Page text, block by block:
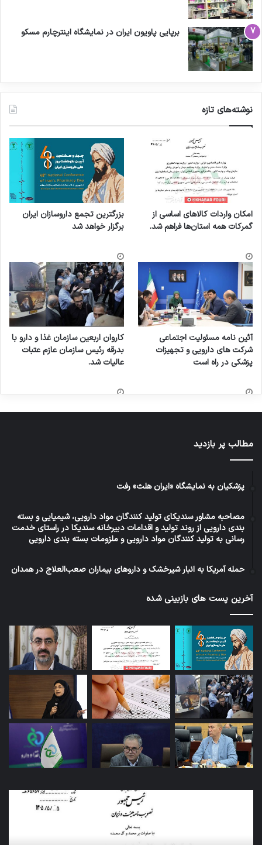
برپایی پاویون ایران در نمایشگاه اینترچارم مسکو
نوشته‌های تازه
امکان واردات کالاهای اساسی از
گمرکات همه استان‌ها فراهم شد.
بزرگترین تجمع داروسازان ایران
برگزار خواهد شد
آئین نامه مسئولیت اجتماعی
شرکت های دارویی و تجهیزات
پزشکی در راه است
کاروان اربعین سازمان غذا و دارو با
بدرقه رئیس سازمان عازم عتبات
عالیات شد.
مطالب پر بازدید
پزشکیان به نمایشگاه «ایران هلث» رفت
مصاحبه مشاور سندیکای تولید کنندگان مواد دارویی، شیمیایی و بسته
بندی دارویی از روند تولید و اقدامات دبیرخانه سندیکا در راستای خدمت
رسانی به تولید کنندگان مواد دارویی و ملزومات بسته بندی دارویی
حمله آمریکا به انبار شیرخشک و داروهای بیماران صعب‌العلاج در همدان
آخرین پست های بازبینی شده
کاروان
اربعین
سازمان
غذا